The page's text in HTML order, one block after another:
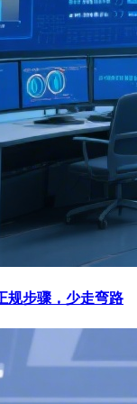
规步骤，少走弯路